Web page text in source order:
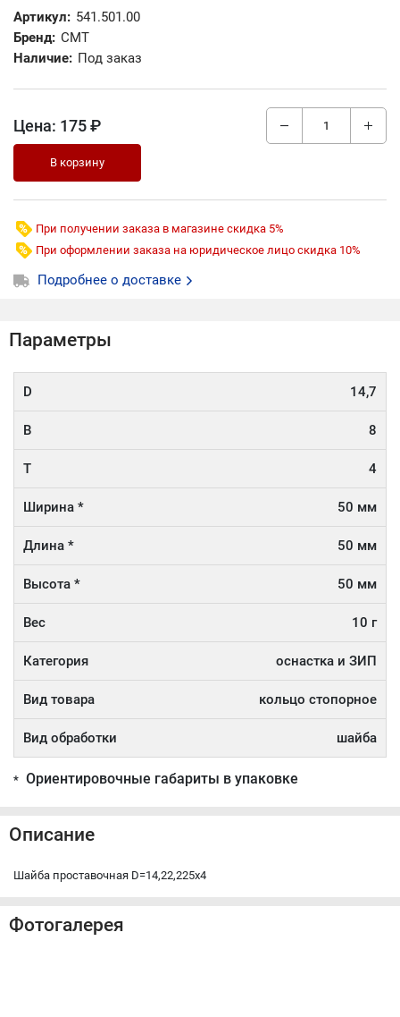
Артикул: 541.501.00
Бренд: CMT
Наличие: Под заказ
Цена: 175 ₽
В корзину
При получении заказа в магазине скидка 5%
При оформлении заказа на юридическое лицо скидка 10%
Подробнее о доставке
Параметры
D 14,7
B 8
T 4
Ширина * 50 мм
Длина * 50 мм
Высота * 50 мм
Вес 10 г
Категория оснастка и ЗИП
Вид товара кольцо стопорное
Вид обработки шайба
* Ориентировочные габариты в упаковке
Описание
Шайба проставочная D=14,22,225x4
Фотогалерея